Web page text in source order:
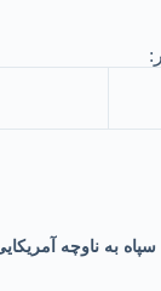
به ناوچه